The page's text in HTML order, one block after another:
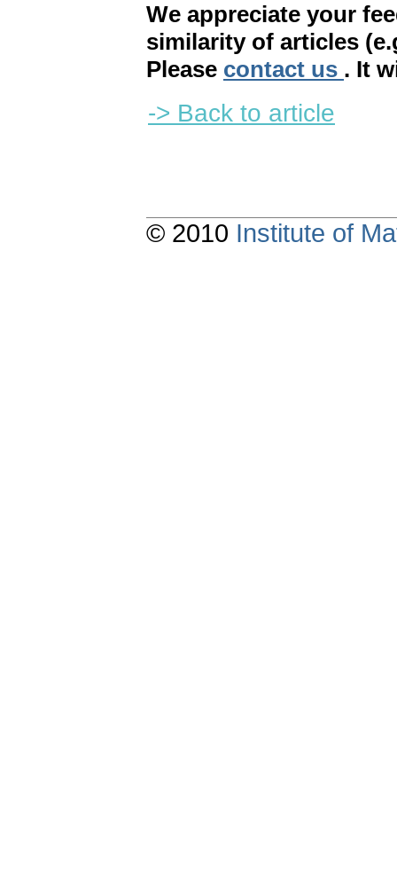
We appreciate your
similarity of articles
Please contact us . It
-> Back to article
© 2010 Institute of